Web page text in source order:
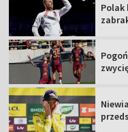
Polak